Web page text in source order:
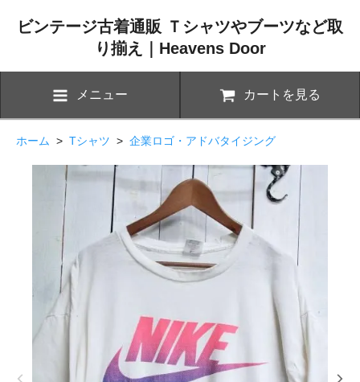
ビンテージ古着通販 Ｔシャツやブーツなど取
り揃え｜Heavens Door
メニュー カートを見る
ホーム > Tシャツ > 企業ロゴ・アドバタイジング